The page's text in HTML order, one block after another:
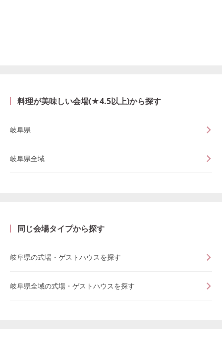
料理が美味しい会場(★4.5以上)から探す
岐阜県
岐阜県全域
同じ会場タイプから探す
岐阜県の式場・ゲストハウスを探す
岐阜県全域の式場・ゲストハウスを探す